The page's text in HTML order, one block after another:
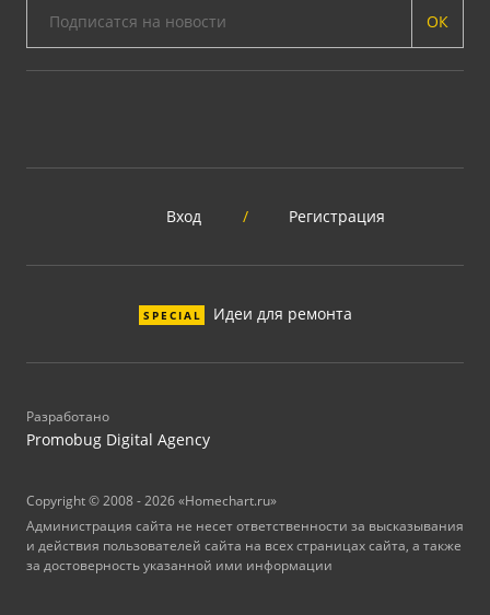
ОК
Вход / Регистрация
SPECIAL Идеи для ремонта
Разработано
Promobug Digital Agency
Copyright © 2008 - 2026 «Homechart.ru»
Администрация сайта не несет ответственности за высказывания
и действия пользователей сайта на всех страницах сайта, а также
за достоверность указанной ими информации